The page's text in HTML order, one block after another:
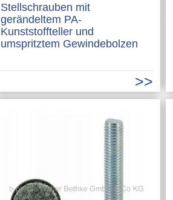
Stellschrauben mit
gerändeltem PA-
Kunststoffteller und
umspritztem Gewindebolzen